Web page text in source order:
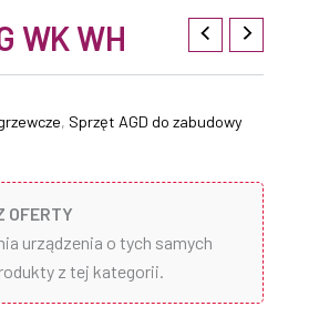
WK WH
, Sprzęt AGD do zabudowy
OFERTY
urządzenia o tych samych
z tej kategorii.